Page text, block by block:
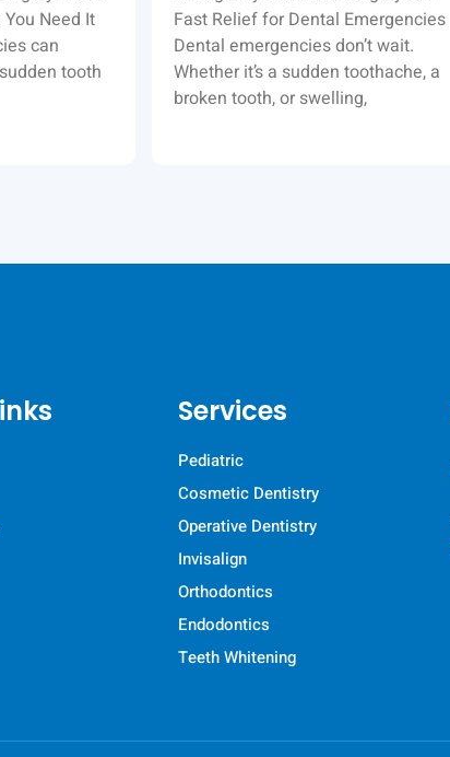
Need It
can
tooth
Fast Relief for Dental Emergencies
Dental emergencies don’t wait.
Whether it’s a sudden toothache, a
broken tooth, or swelling,
Services
Pediatric
Cosmetic Dentistry
Operative Dentistry
Invisalign
Orthodontics
Endodontics
Teeth Whitening